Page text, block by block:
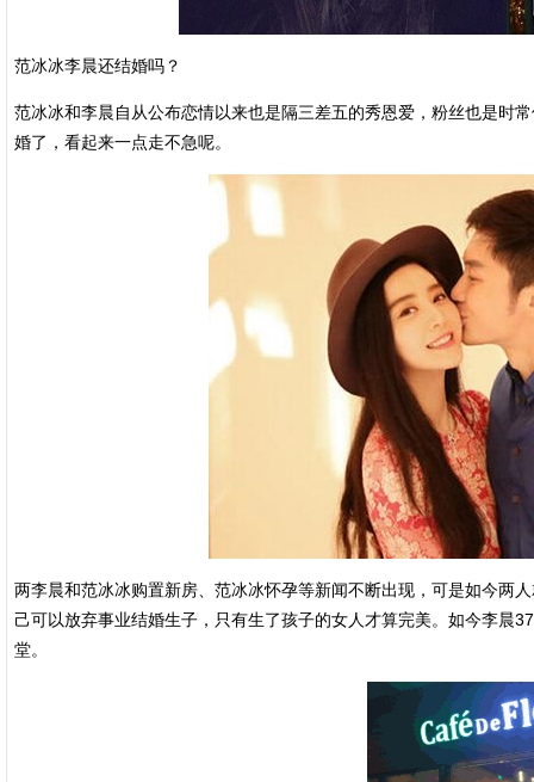
范冰冰李晨还结婚吗？
范冰冰和李晨自从公布恋情以来也是隔三差五的秀恩爱，粉丝也是时
婚了，看起来一点走不急呢。
两李晨和范冰冰购置新房、范冰冰怀孕等新闻不断出现，可是如今两
己可以放弃事业结婚生子，只有生了孩子的女人才算完美。如今李晨
堂。